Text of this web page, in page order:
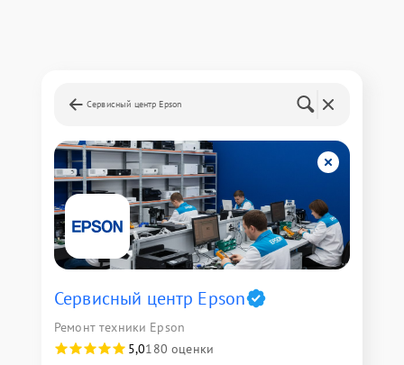
Сервисный центр Epson
Сервисный центр Epson
Ремонт техники Epson
5,0180 оценки